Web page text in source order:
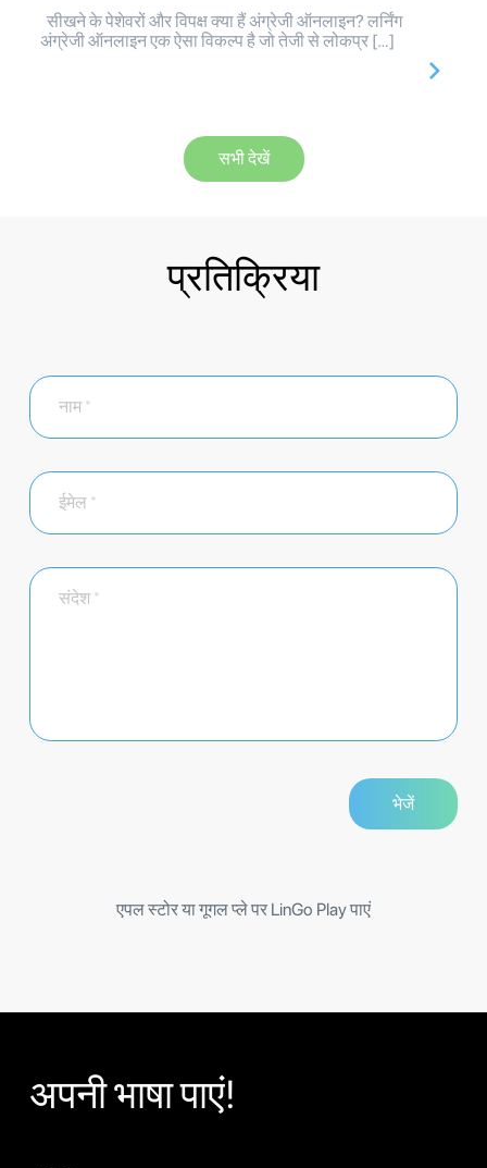
सीखने के पेशेवरों और विपक्ष क्या हैं अंग्रेजी ऑनलाइन? लर्निंग
अंग्रेजी ऑनलाइन एक ऐसा विकल्प है जो तेजी से लोकप्र […]
सभी देखें
प्रतिक्रिया
एपल स्टोर या गूगल प्ले पर LinGo Play पाएं
अपनी भाषा पाएं!